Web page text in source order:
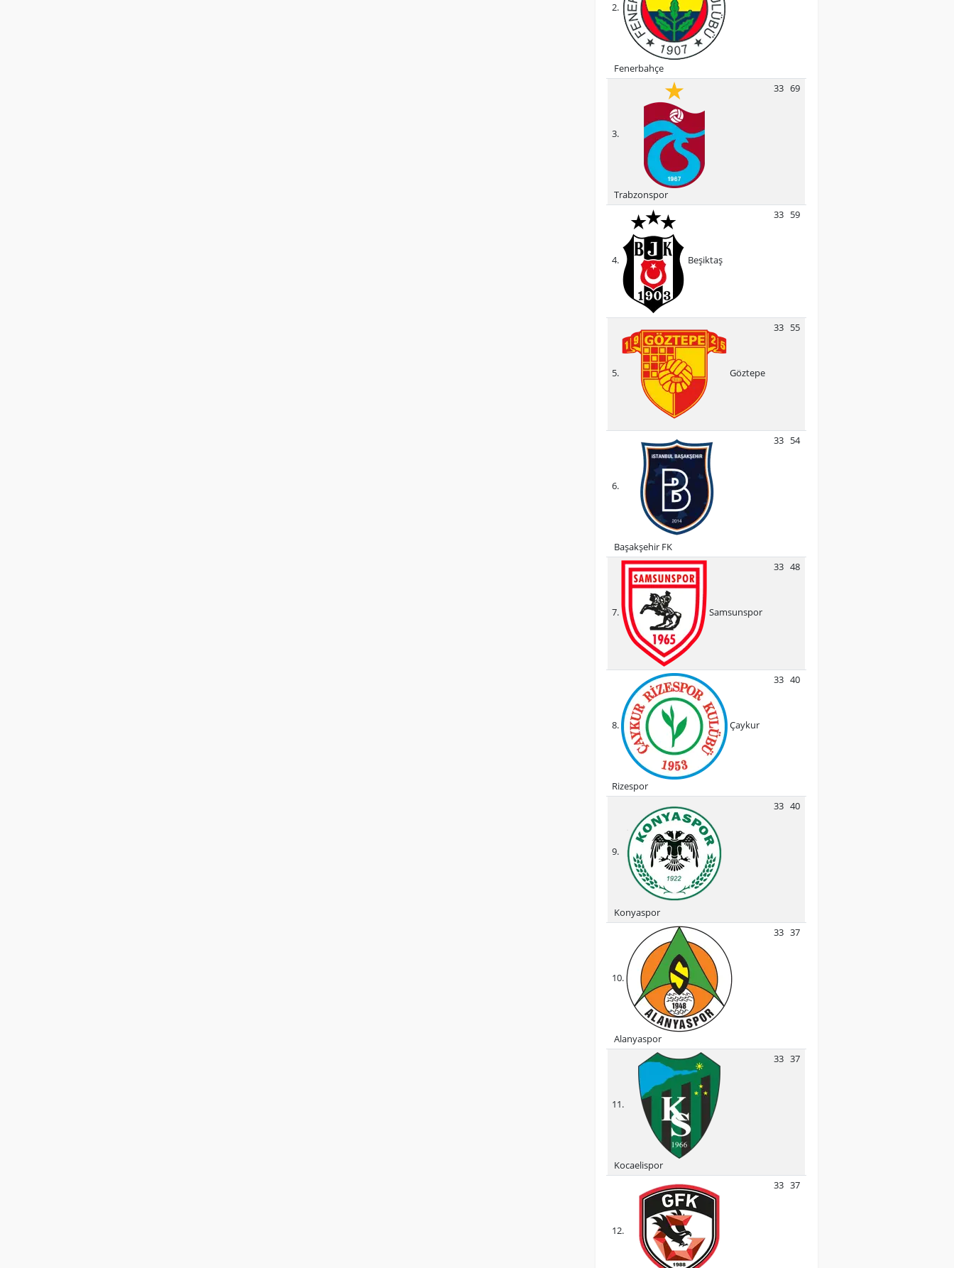
2.
Fenerbahçe
3.
Trabzonspor
33 69
4. Beşiktaş
33 59
5. Göztepe
33 55
6.
Başakşehir FK
33 54
7. Samsunspor
33 48
8. Çaykur
Rizespor
33 40
9.
Konyaspor
33 40
10.
Alanyaspor
33 37
11.
Kocaelispor
33 37
12.
33 37